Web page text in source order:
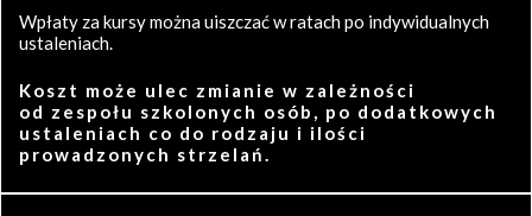
Wpłaty za kursy można uiszczać w ratach po indywidualnych
ustaleniach.
Koszt może ulec zmianie w zależności
od zespołu szkolonych osób, po dodatkowych
ustaleniach co do rodzaju i ilości
prowadzonych strzelań.